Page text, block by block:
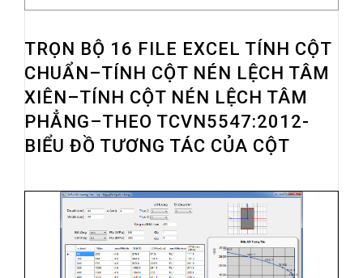
TRỌN BỘ 16 FILE EXCEL TÍNH CỘT
CHUẨN–TÍNH CỘT NÉN LỆCH TÂM
XIÊN–TÍNH CỘT NÉN LỆCH TÂM
PHẲNG–THEO TCVN5547:2012-
BIỂU ĐỒ TƯƠNG TÁC CỦA CỘT